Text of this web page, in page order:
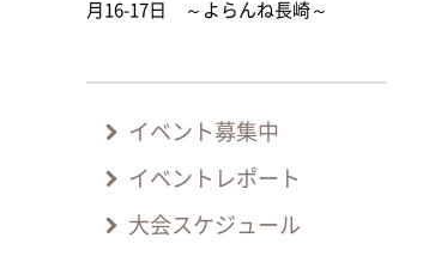
月16-17日 ～よらんね長崎～
イベント募集中
イベントレポート
大会スケジュール